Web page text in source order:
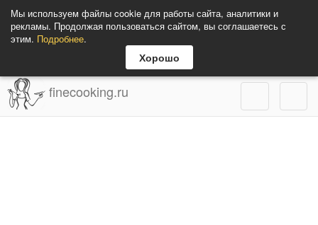
Мы используем файлы cookie для работы сайта, аналитики и
рекламы. Продолжая пользоваться сайтом, вы соглашаетесь с
этим. Подробнее.
Хорошо
finecooking.ru